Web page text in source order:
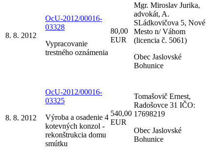
8. 8. 2012
OcU-2012/00016-
03328
Vypracovanie
trestného oznámenia
80,00
EUR
Mgr. Miroslav Jurika,
advokát, A.
SLádkovičova 5, Nové
Mesto n/ Váhom
(licencia č. 5061)
Obec Jaslovské
Bohunice
8. 8. 2012
OcU-2012/00016-
03325
Výroba a osadenie 4
kotevných konzol -
rekonštrukcia domu
smútku
540,00
EUR
Tomašovič Ernest,
Radošovce 31 IČO:
17698219
Obec Jaslovské
Bohunice